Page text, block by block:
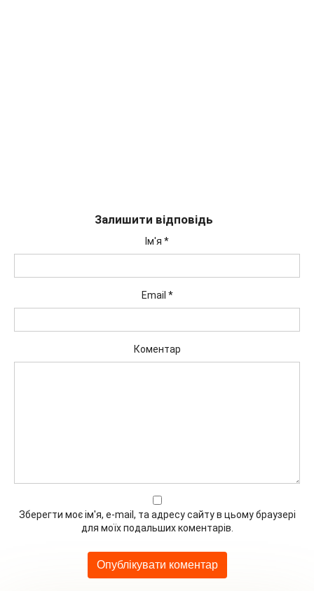
Залишити відповідь
Ім'я *
Email *
Коментар
Зберегти моє ім'я, e-mail, та адресу сайту в цьому браузері
для моїх подальших коментарів.